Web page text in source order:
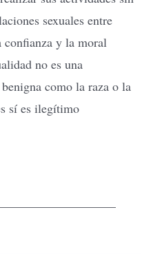
sexuales entre
confianza y la moral
no es una
como la raza o la
sí es ilegítimo